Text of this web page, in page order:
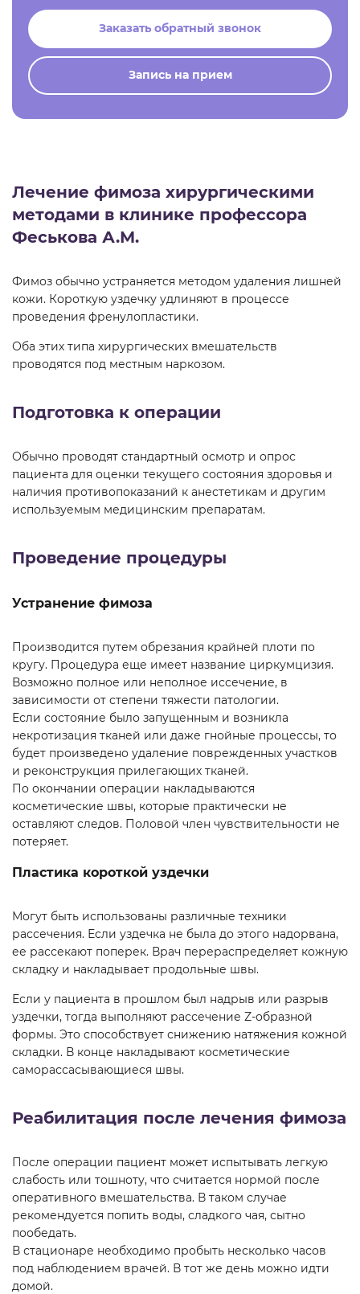
Заказать обратный звонок
Запись на прием
Лечение фимоза хирургическими
методами в клинике профессора
Феськова А.М.
Фимоз обычно устраняется методом удаления лишней
кожи. Короткую уздечку удлиняют в процессе
проведения френулопластики.
Оба этих типа хирургических вмешательств
проводятся под местным наркозом.
Подготовка к операции
Обычно проводят стандартный осмотр и опрос
пациента для оценки текущего состояния здоровья и
наличия противопоказаний к анестетикам и другим
используемым медицинским препаратам.
Проведение процедуры
Устранение фимоза
Производится путем обрезания крайней плоти по
кругу. Процедура еще имеет название циркумцизия.
Возможно полное или неполное иссечение, в
зависимости от степени тяжести патологии.
Если состояние было запущенным и возникла
некротизация тканей или даже гнойные процессы, то
будет произведено удаление поврежденных участков
и реконструкция прилегающих тканей.
По окончании операции накладываются
косметические швы, которые практически не
оставляют следов. Половой член чувствительности не
потеряет.
Пластика короткой уздечки
Могут быть использованы различные техники
рассечения. Если уздечка не была до этого надорвана,
ее рассекают поперек. Врач перераспределяет кожную
складку и накладывает продольные швы.
Если у пациента в прошлом был надрыв или разрыв
уздечки, тогда выполняют рассечение Z-образной
формы. Это способствует снижению натяжения кожной
складки. В конце накладывают косметические
саморассасывающиеся швы.
Реабилитация после лечения фимоза
После операции пациент может испытывать легкую
слабость или тошноту, что считается нормой после
оперативного вмешательства. В таком случае
рекомендуется попить воды, сладкого чая, сытно
пообедать.
В стационаре необходимо пробыть несколько часов
под наблюдением врачей. В тот же день можно идти
домой.